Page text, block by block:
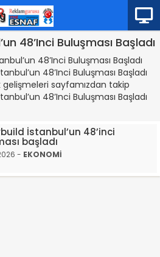
48’Inci Buluşması Başladı
48’Inci Buluşması Başladı
48’Inci Buluşması Başladı
sayfamızdan takip
48’Inci Buluşması Başladı
İstanbul’un 48’inci
başladı
- EKONOMİ